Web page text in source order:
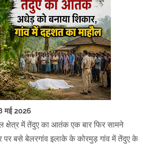
2026
क्षेत्र में तेंदुए का आतंक एक बार फिर सामने
बसे बेलरगांव इलाके के कोरमुड़ गांव में तेंदुए के